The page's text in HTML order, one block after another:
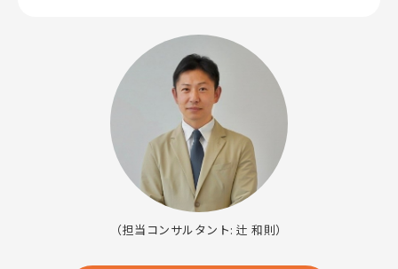
（担当コンサルタント: 辻 和則）